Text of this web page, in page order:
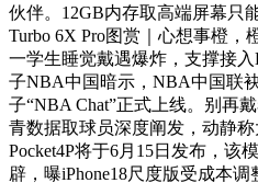
伙伴。12GB内存取高端屏幕只
Turbo 6X Pro图赏｜心想事橙，
一学生睡觉戴遇爆炸，支撑接入
子NBA中国暗示，NBA中国联
子“NBA Chat”正式上线。别再
青数据取球员深度阐发，动静
Pocket4P将于6月15日发布，该
辟，曝iPhone18尺度版受成本